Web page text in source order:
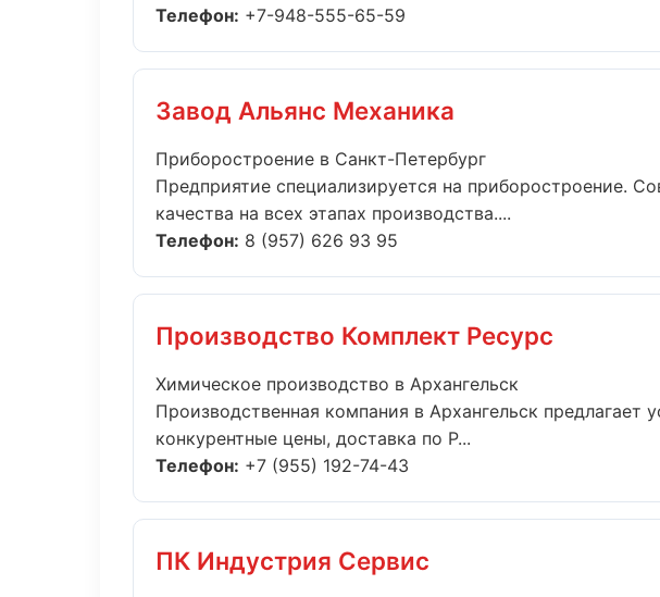
Телефон: +7-948-555-65-59
Завод Альянс Механика
Приборостроение в Санкт-Петербург
Предприятие специализируется на приборостроение.
качества на всех этапах производства....
Телефон: 8 (957) 626 93 95
Производство Комплект Ресурс
Химическое производство в Архангельск
Производственная компания в Архангельск
конкурентные цены, доставка по Р...
Телефон: +7 (955) 192-74-43
ПК Индустрия Сервис